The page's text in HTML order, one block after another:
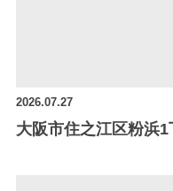
2026.07.27
大阪市住之江区粉浜